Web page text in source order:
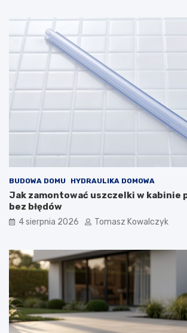
BUDOWA DOMU HYDRAULIKA DOMOWA
Jak zamontować uszczelki w kabinie
bez błędów
4 sierpnia 2026 Tomasz Kowalczyk